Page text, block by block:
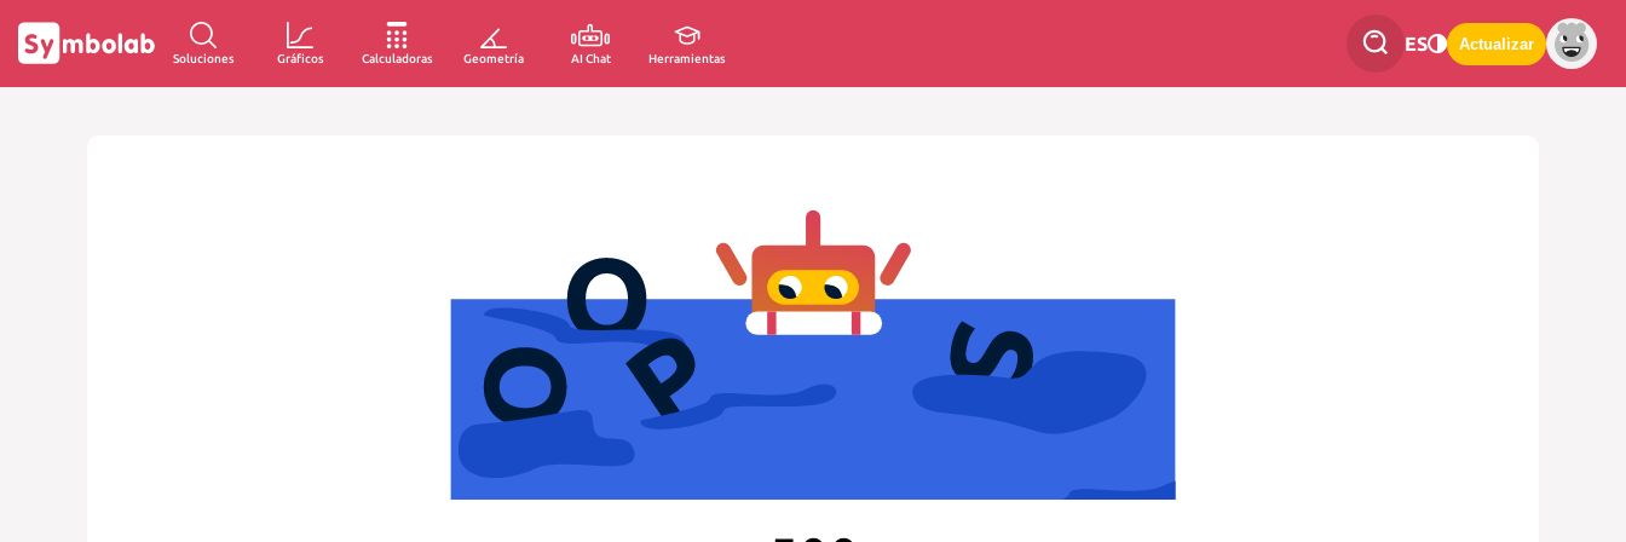
Soluciones Gráficos Calculadoras Geometría AI Chat Herramientas
ES Actualizar